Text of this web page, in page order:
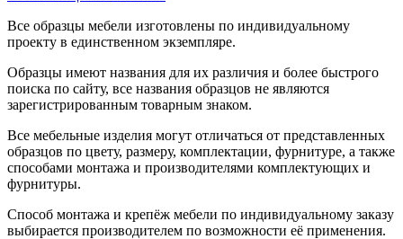
Все образцы мебели изготовлены по индивидуальному
проекту в единственном экземпляре.
Образцы имеют названия для их различия и более быстрого
поиска по сайту, все названия образцов не являются
зарегистрированным товарным знаком.
Все мебельные изделия могут отличаться от представленных
образцов по цвету, размеру, комплектации, фурнитуре, а также
способами монтажа и производителями комплектующих и
фурнитуры.
Способ монтажа и крепёж мебели по индивидуальному заказу
выбирается производителем по возможности её применения.